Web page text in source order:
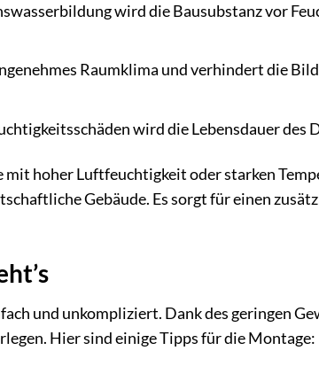
wird die Bausubstanz vor
Raumklima und verhindert die
wird die Lebensdauer des
hoher Luftfeuchtigkeit oder starken
Gebäude. Es sorgt für einen
und unkompliziert. Dank des geringen
Hier sind einige Tipps für die Montage: